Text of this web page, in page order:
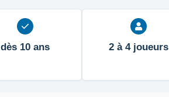
dès 10 ans 2 à 4 joueurs